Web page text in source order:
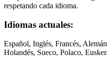
respetando cada idioma.
Idiomas actuales:
Español, Inglés, Francés,
Holandés, Sueco, Polaco,